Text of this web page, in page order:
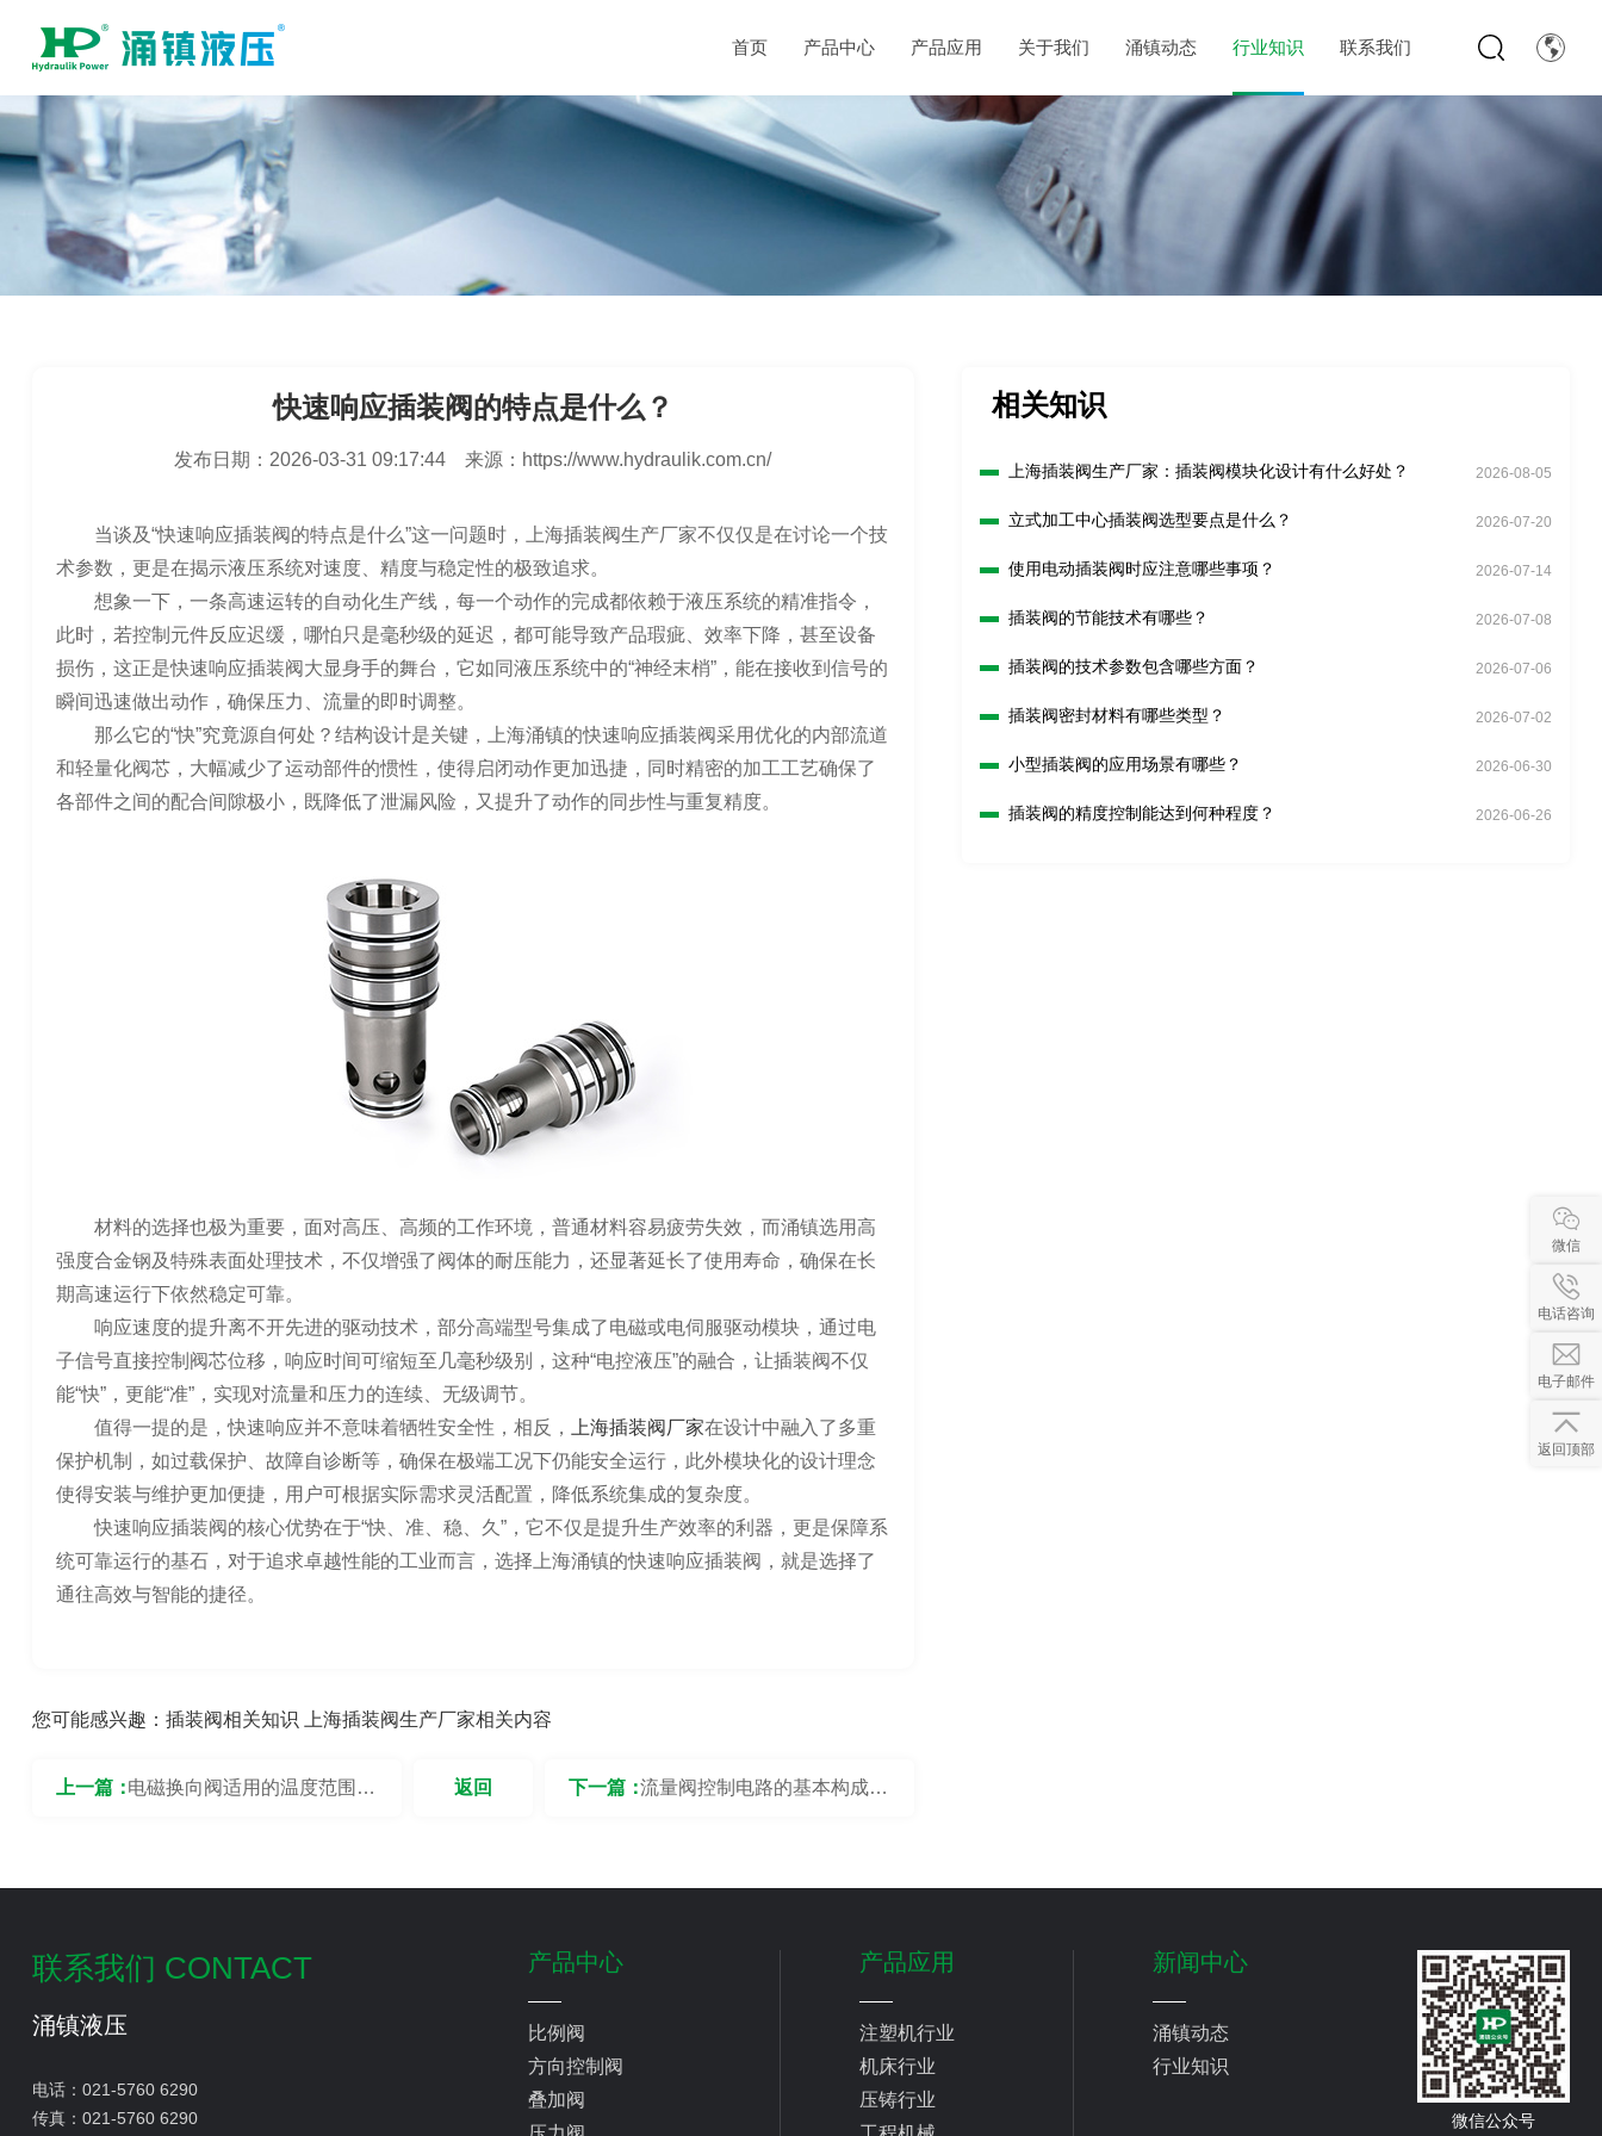
首页 产品中心 产品应用 关于我们 涌镇动态 行业知识 联系我们
快速响应插装阀的特点是什么？
发布日期： 2026-03-31 09:17:44 来源： https://www.hydraulik.com.cn/
当谈及“快速响应插装阀的特点是什么”这一问题时，上海插装阀生产厂家不仅仅是在讨论一个技
术参数，更是在揭示液压系统对速度、精度与稳定性的极致追求。
想象一下，一条高速运转的自动化生产线，每一个动作的完成都依赖于液压系统的精准指令，
此时，若控制元件反应迟缓，哪怕只是毫秒级的延迟，都可能导致产品瑕疵、效率下降，甚至设备
损伤，这正是快速响应插装阀大显身手的舞台，它如同液压系统中的“神经末梢”，能在接收到信号的
瞬间迅速做出动作，确保压力、流量的即时调整。
那么它的“快”究竟源自何处？结构设计是关键，上海涌镇的快速响应插装阀采用优化的内部流道
和轻量化阀芯，大幅减少了运动部件的惯性，使得启闭动作更加迅捷，同时精密的加工工艺确保了
各部件之间的配合间隙极小，既降低了泄漏风险，又提升了动作的同步性与重复精度。
材料的选择也极为重要，面对高压、高频的工作环境，普通材料容易疲劳失效，而涌镇选用高
强度合金钢及特殊表面处理技术，不仅增强了阀体的耐压能力，还显著延长了使用寿命，确保在长
期高速运行下依然稳定可靠。
响应速度的提升离不开先进的驱动技术，部分高端型号集成了电磁或电伺服驱动模块，通过电
子信号直接控制阀芯位移，响应时间可缩短至几毫秒级别，这种“电控液压”的融合，让插装阀不仅
能“快”，更能“准”，实现对流量和压力的连续、无级调节。
值得一提的是，快速响应并不意味着牺牲安全性，相反，
上海插装阀厂家在设计中融入了多重
保护机制，如过载保护、故障自诊断等，确保在极端工况下仍能安全运行，此外模块化的设计理念
使得安装与维护更加便捷，用户可根据实际需求灵活配置，降低系统集成的复杂度。
快速响应插装阀的核心优势在于“快、准、稳、久”，它不仅是提升生产效率的利器，更是保障系
统可靠运行的基石，对于追求卓越性能的工业而言，选择上海涌镇的快速响应插装阀，就是选择了
通往高效与智能的捷径。
您可能感兴趣： 插装阀相关知识 上海插装阀生产厂家相关内容
上一篇：电磁换向阀适用的温度范围是 下一篇：流量阀控制电路的基本构成和
返回
相关知识
上海插装阀生产厂家：插装阀模块化设计有什么好处？ 2026-08-05
立式加工中心插装阀选型要点是什么？ 2026-07-20
使用电动插装阀时应注意哪些事项？ 2026-07-14
插装阀的节能技术有哪些？ 2026-07-08
插装阀的技术参数包含哪些方面？ 2026-07-06
插装阀密封材料有哪些类型？ 2026-07-02
小型插装阀的应用场景有哪些？ 2026-06-30
插装阀的精度控制能达到何种程度？ 2026-06-26
联系我们 CONTACT
涌镇液压
电话： 021-5760 6290
传真： 021-5760 6290 微信公众号
产品中心
比例阀
方向控制阀
叠加阀
产品应用
注塑机行业
机床行业
压铸行业
新闻中心
涌镇动态
行业知识
微信
电话咨询
电子邮件
返回顶部